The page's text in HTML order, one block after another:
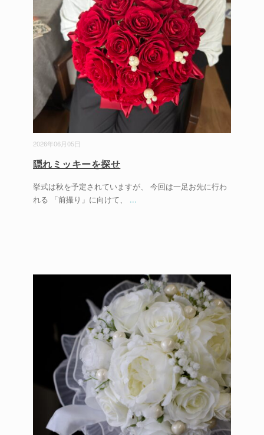
2026年06月05日
隠れミッキーを探せ
挙式は秋を予定されていますが、 今回は一足お先に行わ
れる 「前撮り」に向けて、 ...